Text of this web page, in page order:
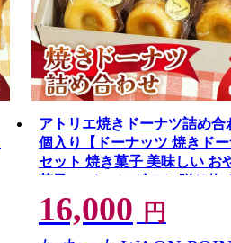
アトリエ焼きドーナツ詰め合
個入り【ドーナッツ 焼きド
セット 焼き菓子 美味しい お
菓子 スイーツ ギフト 贈り物
なし ご自宅用 島根県 安来市
変更】【16-YA-04】
16,000 円